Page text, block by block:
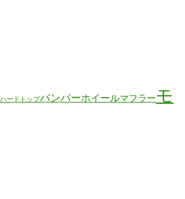
ハードトップバンパーホイールマフラーモ